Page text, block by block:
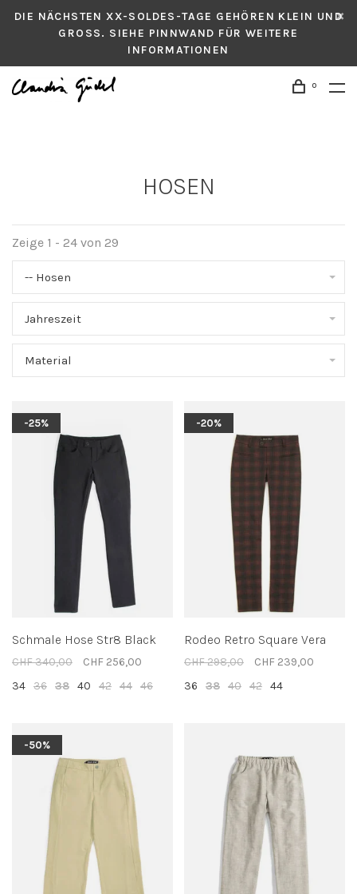
DIE NÄCHSTEN XX-SOLDES-TAGE GEHÖREN KLEIN UND
GROSS. SIEHE PINNWAND FÜR WEITERE
INFORMATIONEN
0
HOSEN
Zeige 1 - 24 von 29
-- Hosen
Jahreszeit
Material
-25%
Schmale Hose Str8 Black
CHF 340,00
CHF 256,00
34 36 38 40 42 44 46
-20%
Rodeo Retro Square Vera
CHF 298,00
CHF 239,00
36
38 40 42 44
-50%